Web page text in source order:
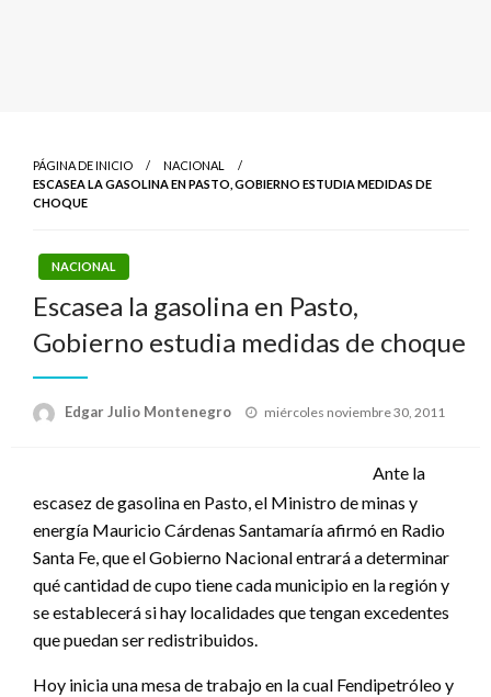
PÁGINA DE INICIO
NACIONAL
ESCASEA LA GASOLINA EN PASTO, GOBIERNO ESTUDIA MEDIDAS DE
CHOQUE
NACIONAL
Escasea la gasolina en Pasto,
Gobierno estudia medidas de choque
Edgar Julio Montenegro
Publicado
miércoles noviembre 30, 2011
Ante la
escasez de gasolina en Pasto, el Ministro de minas y
energía Mauricio Cárdenas Santamaría afirmó en Radio
Santa Fe, que el Gobierno Nacional entrará a determinar
qué cantidad de cupo tiene cada municipio en la región y
se establecerá si hay localidades que tengan excedentes
que puedan ser redistribuidos.
Hoy inicia una mesa de trabajo en la cual Fendipetróleo y